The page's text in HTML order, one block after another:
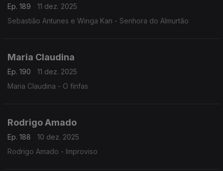
Ep. 189
11 dez. 2025
Sebastião Antunes e Winga Kan - Senhora do Almurtão
Maria Claudina
Ep. 190
11 dez. 2025
Maria Claudina - O finfas
Rodrigo Amado
Ep. 188
10 dez. 2025
Rodrigo Amado - Improviso